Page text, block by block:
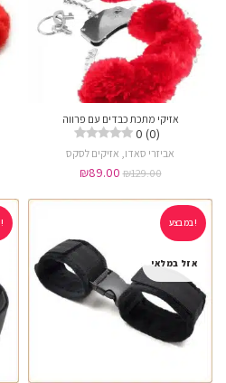
אזיקי מתכת כבדים עם פרווה
0 (0)
אביזרי סאדו, אזיקים לסקס
₪129.00
₪89.00
במבצע!
אזל במלאי
במבצע!